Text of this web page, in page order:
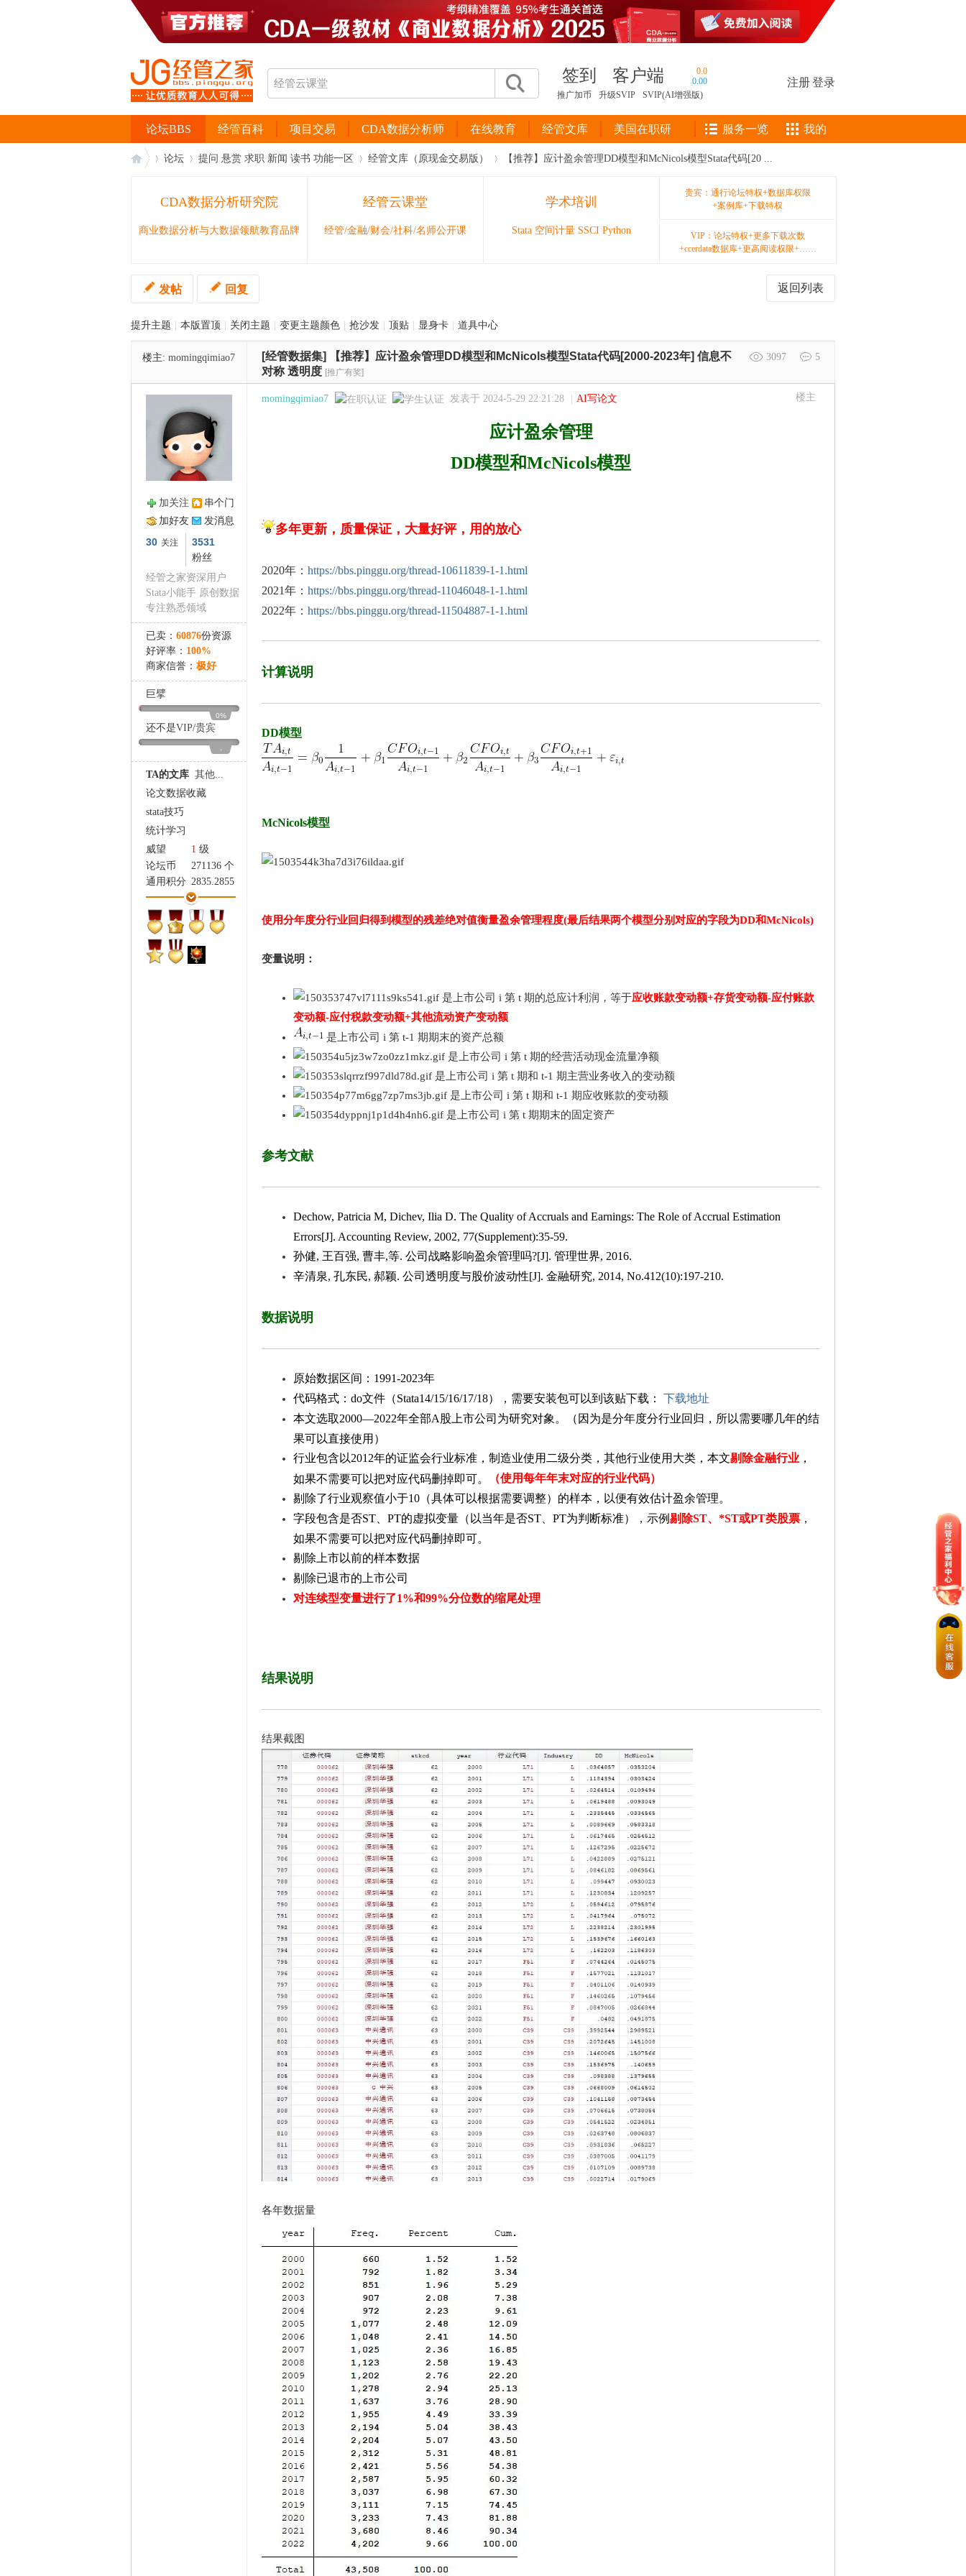
签到 客户端
0.0
0.00
推广加币
升级SVIP SVIP(AI增强版)
注册登录
经管百科 项目交易 CDA数据分析师 在线教育 经管文库 美国在职研
论坛BBS 服务一览 我的
论坛 提问 悬赏 求职 新闻 读书 功能一区 经管文库（原现金交易版） 【推荐】应计盈余管理DD模型和McNicols模型Stata代码[20 ...
CDA数据分析研究院
商业数据分析与大数据领航教育品牌
经管云课堂
经管/金融/财会/社科/名师公开课
学术培训
Stata 空间计量 SSCI Python
贵宾：通行论坛特权+数据库权限
+案例库+下载特权
VIP：论坛特权+更多下载次数
+ccerdata数据库+更高阅读权限+……
返回列表
发帖 回复
提升主题 本版置顶 关闭主题 变更主题颜色 抢沙发 顶贴 显身卡 道具中心
楼主: momingqimiao7 3097 5
[经管数据集]
【推荐】应计盈余管理DD模型和McNicols模型Stata代码[2000-2023年] 信息不
对称 透明度 [推广有奖]
加关注
串个门
加好友
发消息
30 关注 3531
粉丝
经管之家资深用户
Stata小能手 原创数据
专注熟悉领域
已卖： 60876份资源
好评率： 100%
商家信誉： 极好
巨擘
0%
还不是VIP/贵宾
-
TA的文库 其他...
论文数据收藏
stata技巧
统计学习
威望
1 级
论坛币
271136 个
通用积分 2835.2855
学术水平
3642 点
热心指数
3547 点
信用等级
3377 点
经验
485536 点
帖子
19333
楼主
momingqimiao7 发表于 2024-5-29 22:21:28 AI写论文
应计盈余管理
DD模型和McNicols模型
多年更新，质量保证，大量好评，用的放心
2020年： https://bbs.pinggu.org/thread-10611839-1-1.html
2021年： https://bbs.pinggu.org/thread-11046048-1-1.html
2022年： https://bbs.pinggu.org/thread-11504887-1-1.html
计算说明
DD模型
McNicols模型
使用分年度分行业回归得到模型的残差绝对值衡量盈余管理程度(最后结果两个模型分别对应的字段为DD和McNicols)
变量说明：
是上市公司 i 第 t 期的总应计利润，等于应收账款变动额+存货变动额-应付账款
变动额-应付税款变动额+其他流动资产变动额
是上市公司 i 第 t-1 期期末的资产总额
是上市公司 i 第 t 期的经营活动现金流量净额
是上市公司 i 第 t 期和 t-1 期主营业务收入的变动额
是上市公司 i 第 t 期和 t-1 期应收账款的变动额
是上市公司 i 第 t 期期末的固定资产
参考文献
Dechow, Patricia M, Dichev, Ilia D. The Quality of Accruals and Earnings: The Role of Accrual Estimation
Errors[J]. Accounting Review, 2002, 77(Supplement):35-59.
孙健, 王百强, 曹丰,等. 公司战略影响盈余管理吗?[J]. 管理世界, 2016.
辛清泉, 孔东民, 郝颖. 公司透明度与股价波动性[J]. 金融研究, 2014, No.412(10):197-210.
数据说明
原始数据区间：1991-2023年
代码格式：do文件（Stata14/15/16/17/18），需要安装包可以到该贴下载： 下载地址
本文选取2000—2022年全部A股上市公司为研究对象。（因为是分年度分行业回归，所以需要哪几年的结
果可以直接使用）
行业包含以2012年的证监会行业标准，制造业使用二级分类，其他行业使用大类，本文剔除金融行业 ，
如果不需要可以把对应代码删掉即可。
（使用每年年末对应的行业代码）
剔除了行业观察值小于10（具体可以根据需要调整）的样本，以便有效估计盈余管理。
字段包含是否ST、PT的虚拟变量（以当年是否ST、PT为判断标准），示例剔除ST、*ST或PT类股票 ，
如果不需要可以把对应代码删掉即可。
剔除上市以前的样本数据
剔除已退市的上市公司
对连续型变量进行了1%和99%分位数的缩尾处理
结果说明
结果截图
各年数据量